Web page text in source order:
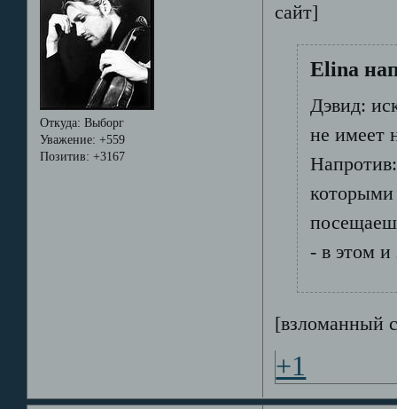
Откуда: Выборг
Уважение: +559
Позитив: +3167
сайт]
Elina
Дэвид:
не имеет
- в этом и
[взломанный
+1